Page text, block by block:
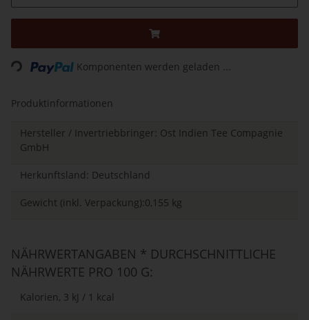
Loading... Komponenten werden geladen ...
Produktinformationen
Hersteller / Invertriebbringer: Ost Indien Tee Compagnie
GmbH
Herkunftsland: Deutschland
Gewicht (inkl. Verpackung):0,155 kg
NÄHRWERTANGABEN * DURCHSCHNITTLICHE
NÄHRWERTE PRO 100 G:
Kalorien, 3 kJ / 1 kcal